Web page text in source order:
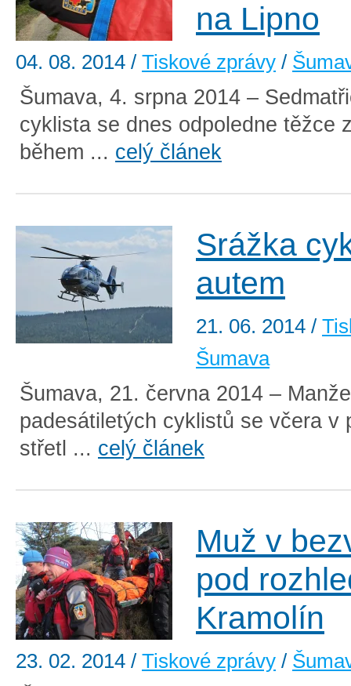
na Lipno
04. 08. 2014 / Tiskové zprávy /
Šumava, 4. srpna 2014 –
cyklista se dnes odpoledne těžce
během ... celý článek
Srážka
autem
21. 06. 2014 /
Šumava
Šumava, 21. června 2014 –
padesátiletých cyklistů se včera v
střetl ... celý článek
Muž v
pod
Kramolín
23. 02. 2014 / Tiskové zprávy /